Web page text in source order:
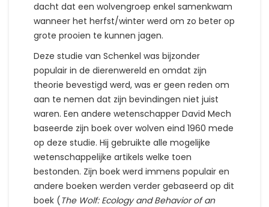
dacht dat een wolvengroep enkel samenkwam
wanneer het herfst/winter werd om zo beter op
grote prooien te kunnen jagen.
Deze studie van Schenkel was bijzonder
populair in de dierenwereld en omdat zijn
theorie bevestigd werd, was er geen reden om
aan te nemen dat zijn bevindingen niet juist
waren. Een andere wetenschapper David Mech
baseerde zijn boek over wolven eind 1960 mede
op deze studie. Hij gebruikte alle mogelijke
wetenschappelijke artikels welke toen
bestonden. Zijn boek werd immens populair en
andere boeken werden verder gebaseerd op dit
boek (The Wolf: Ecology and Behavior of an